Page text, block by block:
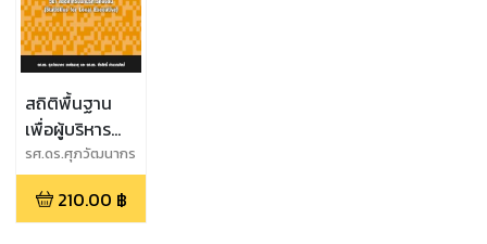
สถิติพื้นฐาน
เพื่อผู้บริหาร
ท้องถิ่น
รศ.ดร.ศุภวัฒนากร
วงศ์ธนวสุ
210.00 ฿